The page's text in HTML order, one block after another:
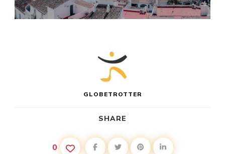
GLOBETROTTER
SHARE
0